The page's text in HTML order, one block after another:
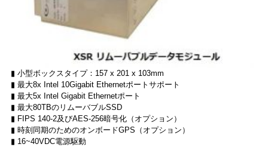
▮ 小型ボックスタイプ：157 x 201 x 103mm
▮ 最大8x Intel 10Gigabit Ethernetポートサポート
▮ 最大5x Intel Gigabit Ethernetポート
▮ 最大80TBのリムーバブルSSD
▮ FIPS 140-2及びAES-256暗号化（オプション）
▮ 時刻同期のためのオンボードGPS（オプション）
▮ 16~40VDC電源駆動